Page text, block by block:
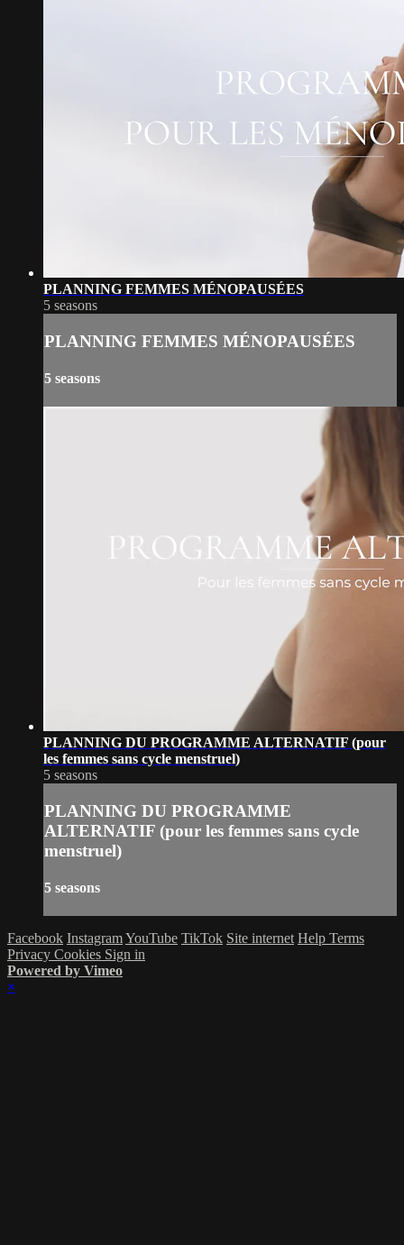
PLANNING FEMMES MÉNOPAUSÉES
5 seasons
PLANNING FEMMES MÉNOPAUSÉES
5 seasons
PLANNING DU PROGRAMME ALTERNATIF (pour
les femmes sans cycle menstruel)
5 seasons
PLANNING DU PROGRAMME
ALTERNATIF (pour les femmes sans cycle
menstruel)
5 seasons
Facebook InstagramYouTube TikTok Site internet Help Terms
Privacy Cookies Sign in
Powered by Vimeo
×